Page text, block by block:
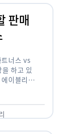
판매
너스 vs
하고 있
이블리에